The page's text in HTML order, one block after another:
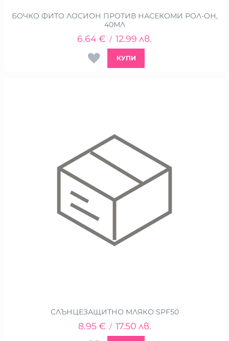
БОЧКО ФИТО ЛОСИОН ПРОТИВ НАСЕКОМИ РОЛ-ОН,
40МЛ
6.64€ / 12.99 лв.
КУПИ
СЛЪНЦЕЗАЩИТНО МЛЯКО SPF50
8.95 € / 17.50 лв.